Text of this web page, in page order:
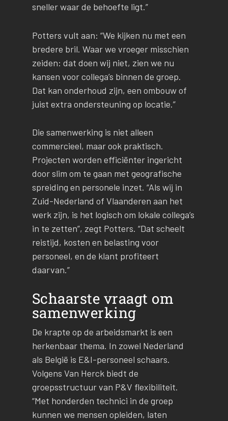
sneller waar de behoefte ligt.”
Potters vult aan: “We kijken nu met een
bredere bril. Waar we vroeger misschien
zeiden: dat doen wij niet, zien we nu
kansen voor collega’s binnen de groep.
Dat kan onderhoud zijn, een ombouw of
juist extra ondersteuning op locatie.”
Die samenwerking is niet alleen
commercieel, maar ook praktisch.
Projecten worden efficiënter ingericht
door slim om te gaan met geografische
spreiding en personele inzet. “Als wij in
Zuid-Nederland of Vlaanderen aan het
werk zijn, is het logisch om lokale collega’s
in te zetten”, zegt Potters. “Dat scheelt
reistijd, kosten en belasting voor
personeel, en de klant profiteert
daarvan.”
Schaarste vraagt om
samenwerking
De krapte op de arbeidsmarkt is een
herkenbaar thema. In zowel Nederland
als België is E&I-personeel schaars.
Volgens Van Herck biedt de
groepsstructuur van P&V flexibiliteit.
“Met honderden technici in de groep
kunnen we mensen opleiden, laten